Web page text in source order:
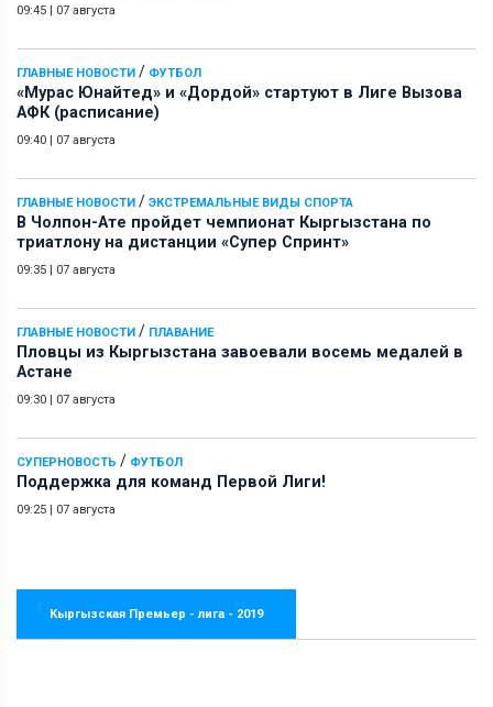
09:45 | 07 августа
ГЛАВНЫЕ НОВОСТИ / ФУТБОЛ
«Мурас Юнайтед» и «Дордой» стартуют в Лиге Вызова
АФК (расписание)
09:40 | 07 августа
ГЛАВНЫЕ НОВОСТИ / ЭКСТРЕМАЛЬНЫЕ ВИДЫ СПОРТА
В Чолпон-Ате пройдет чемпионат Кыргызстана по
триатлону на дистанции «Супер Спринт»
09:35 | 07 августа
ГЛАВНЫЕ НОВОСТИ / ПЛАВАНИЕ
Пловцы из Кыргызстана завоевали восемь медалей в
Астане
09:30 | 07 августа
СУПЕРНОВОСТЬ / ФУТБОЛ
Поддержка для команд Первой Лиги!
09:25 | 07 августа
Кыргызская Премьер - лига - 2019